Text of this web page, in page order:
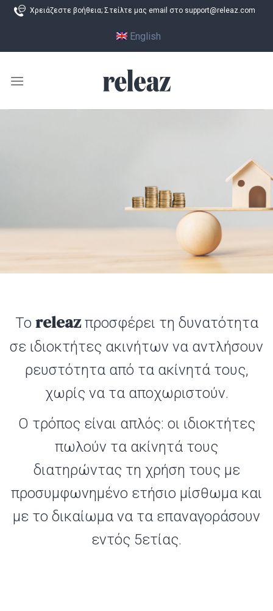
Skip
Χρειάζεστε βοήθεια; Στείλτε μας email στο support@releaz.com
English
Το releazπροσφέρει τη δυνατότητα
σε ιδιοκτήτες ακινήτων να αντλήσουν
ρευστότητα από τα ακίνητά τους,
χωρίς να τα αποχωριστούν.
Ο τρόπος είναι απλός: οι ιδιοκτήτες
πωλούν τα ακίνητά τους
διατηρώντας τη χρήση τους με
προσυμφωνημένο ετήσιο μίσθωμα και
με το δικαίωμα να τα επαναγοράσουν
εντός 5ετίας.